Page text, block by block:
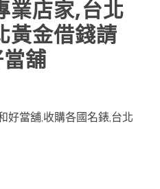
業店家,台北
黃金借錢請
舖
好當舖,收購各國名錶,台北